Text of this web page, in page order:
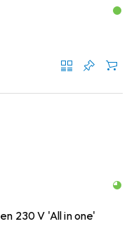
230 V 'All in one'